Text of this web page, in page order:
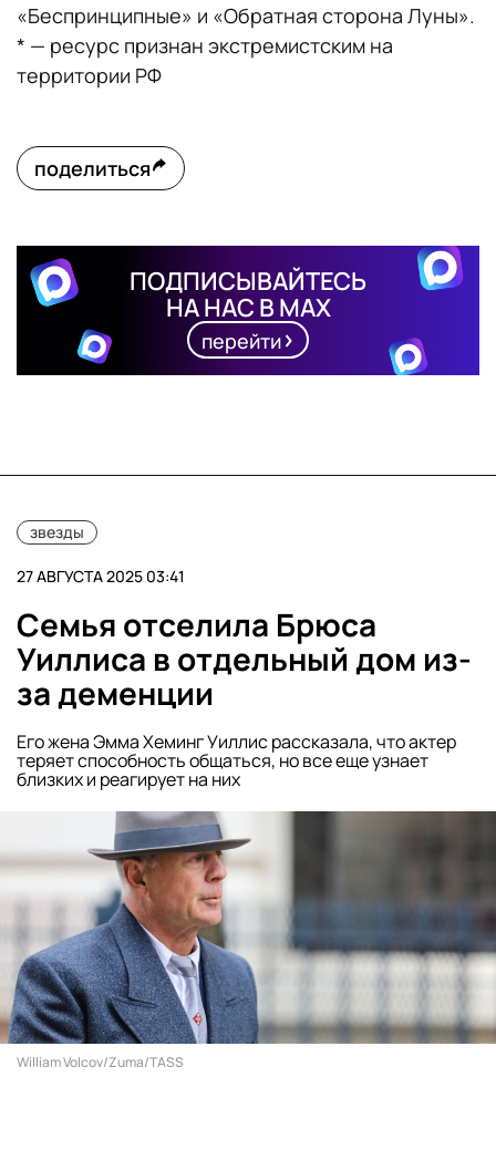
«Беспринципные» и «Обратная сторона Луны».
* — ресурс признан экстремистским на
территории РФ
поделиться
ПОДПИСЫВАЙТЕСЬ
НА НАС В MAX
перейти
звезды
27 АВГУСТА 2025 03:41
Семья отселила Брюса
Уиллиса в отдельный дом из-
за деменции
Его жена Эмма Хеминг Уиллис рассказала, что актер
теряет способность общаться, но все еще узнает
близких и реагирует на них
William Volcov/Zuma/TASS